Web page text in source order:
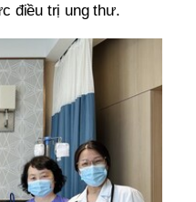
điều trị ung thư.